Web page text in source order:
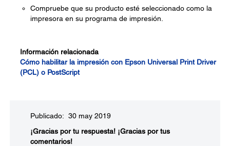
Compruebe que su producto esté seleccionado como la
impresora en su programa de impresión.
Información relacionada
Cómo habilitar la impresión con Epson Universal Print Driver
(PCL) o PostScript
Publicado: 30 may 2019
¡Gracias por tu respuesta! ¡Gracias por tus
comentarios!